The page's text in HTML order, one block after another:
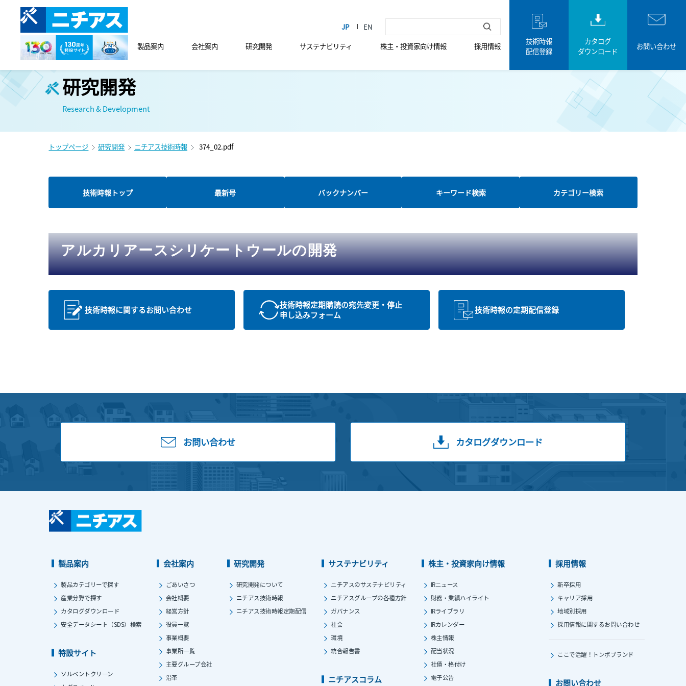
製品案内 会社案内 研究開発 サステナビリティ 株主・投資家向け情報 採用情報
技術時報
配信登録
カタログ
ダウンロード
お問い合わせ
研究開発
Research & Development
トップページ 研究開発 ニチアス技術時報 374_02.pdf
技術時報トップ 最新号 バックナンバー キーワード検索 カテゴリー検索
アルカリアースシリケートウールの開発
技術時報に関するお問い合わせ
技術時報定期購読の宛先変更・停止
申し込みフォーム
技術時報の定期配信登録
お問い合わせ カタログダウンロード
製品案内
製品カテゴリーで探す
産業分野で探す
カタログダウンロード
安全データシート（SDS）検索
特設サイト
ソルベントクリーン
会社案内
ごあいさつ
会社概要
経営方針
役員一覧
事業概要
事業所一覧
主要グループ会社
沿革
研究開発
研究開発について
ニチアス技術時報
ニチアス技術時報定期配信
サステナビリティ
ニチアスのサステナビリティ
ニチアスグループの各種方針
ガバナンス
社会
環境
統合報告書
ニチアスコラム
株主・投資家向け情報
IRニュース
財務・業績ハイライト
IRライブラリ
IRカレンダー
株主情報
配当状況
社債・格付け
電子公告
採用情報
新卒採用
キャリア採用
地域別採用
採用情報に関するお問い合わせ
ここで活躍！ トンボブランド
お問い合わせ